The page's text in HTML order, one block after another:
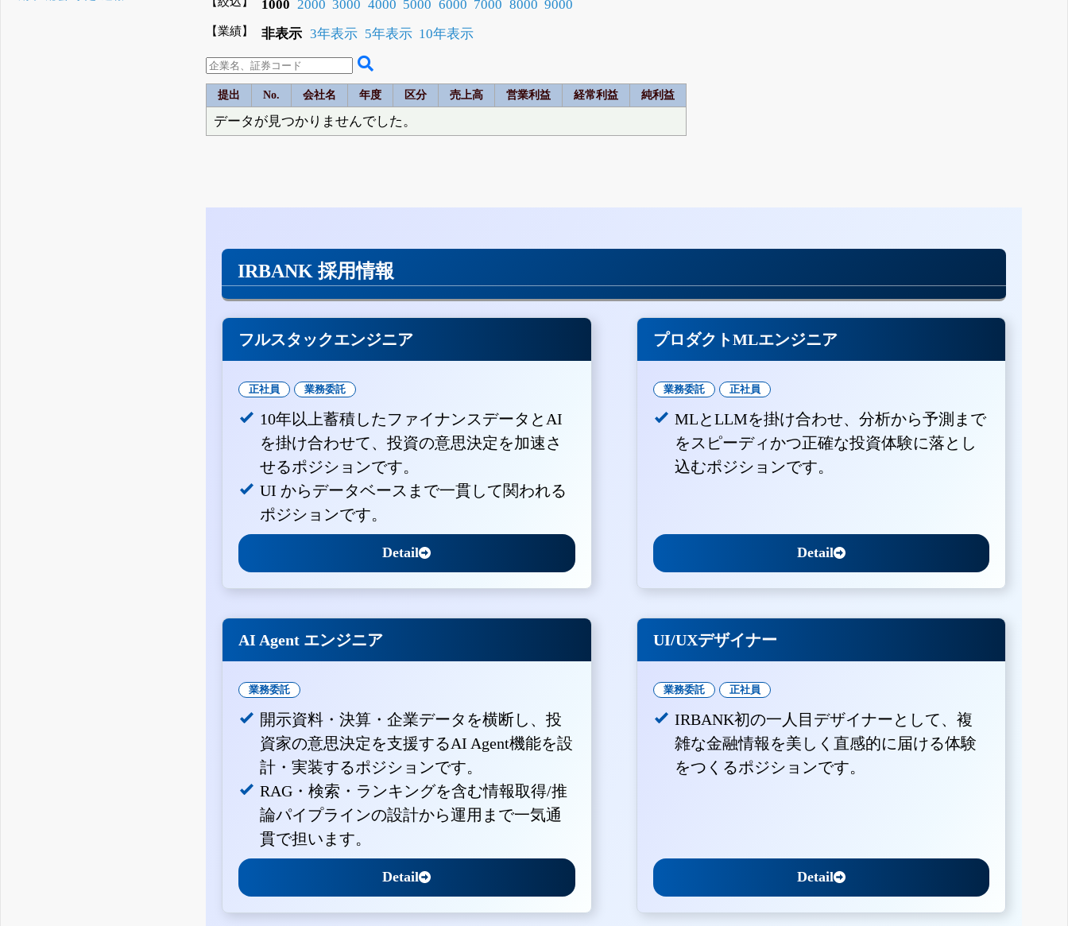
1000 2000 3000 4000 5000 6000 7000 8000 9000
【業績】 非表示 3年表示 5年表示 10年表示
提出 No. 会社名 年度 区分 売上高 営業利益 経常利益 純利益
データが見つかりませんでした。
IRBANK 採用情報
フルスタックエンジニア
正社員 業務委託
10年以上蓄積したファイナンスデータとAI
を掛け合わせて、投資の意思決定を加速さ
せるポジションです。
UI からデータベースまで一貫して関われる
ポジションです。
Detail
プロダクトMLエンジニア
業務委託 正社員
MLとLLMを掛け合わせ、分析から予測まで
をスピーディかつ正確な投資体験に落とし
込むポジションです。
Detail
AI Agent エンジニア
業務委託
開示資料・決算・企業データを横断し、投
資家の意思決定を支援するAI Agent機能を設
計・実装するポジションです。
RAG・検索・ランキングを含む情報取得/推
論パイプラインの設計から運用まで一気通
貫で担います。
Detail
UI/UXデザイナー
業務委託 正社員
IRBANK初の一人目デザイナーとして、複
雑な金融情報を美しく直感的に届ける体験
をつくるポジションです。
Detail